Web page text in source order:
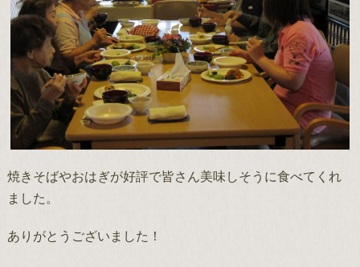
焼きそばやおはぎが好評で皆さん美味しそうに食べてくれ
ました。
ありがとうございました！